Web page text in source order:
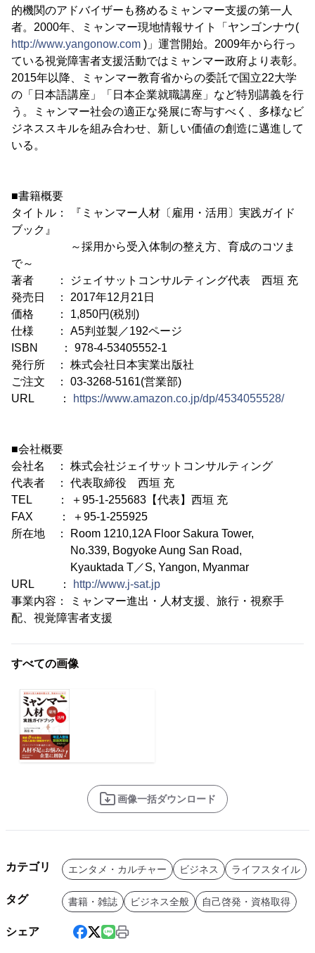
的機関のアドバイザーも務めるミャンマー支援の第一人
者。2000年、ミャンマー現地情報サイト「ヤンゴンナウ(
http://www.yangonow.com )」運営開始。2009年から行っ
ている視覚障害者支援活動ではミャンマー政府より表彰。
2015年以降、ミャンマー教育省からの委託で国立22大学
の「日本語講座」「日本企業就職講座」など特別講義を行
う。ミャンマー社会の適正な発展に寄与すべく、多様なビ
ジネススキルを組み合わせ、新しい価値の創造に邁進して
いる。
■書籍概要
タイトル： 『ミャンマー人材〔雇用・活用〕実践ガイド
ブック』
～採用から受入体制の整え方、育成のコツま
で～
著者 ： ジェイサットコンサルティング代表 西垣 充
発売日 ： 2017年12月21日
価格 ： 1,850円(税別)
仕様 ： A5判並製／192ページ
ISBN ： 978-4-53405552-1
発行所 ： 株式会社日本実業出版社
ご注文 ： 03-3268-5161(営業部)
URL ：
https://www.amazon.co.jp/dp/4534055528/
■会社概要
会社名 ： 株式会社ジェイサットコンサルティング
代表者 ： 代表取締役 西垣 充
TEL ： ＋95-1-255683【代表】西垣 充
FAX ： ＋95-1-255925
所在地 ： Room 1210,12A Floor Sakura Tower,
No.339, Bogyoke Aung San Road,
Kyauktada T／S, Yangon, Myanmar
URL ：
http://www.j-sat.jp
事業内容： ミャンマー進出・人材支援、旅行・視察手
配、視覚障害者支援
すべての画像
画像一括ダウンロード
カテゴリ エンタメ・カルチャー ビジネス ライフスタイル
タグ 書籍・雑誌 ビジネス全般 自己啓発・資格取得
シェア